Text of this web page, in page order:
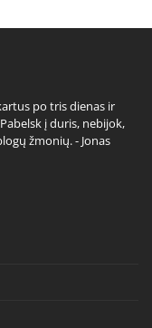
po tris dienas ir
į duris, nebijok,
žmonių. - Jonas